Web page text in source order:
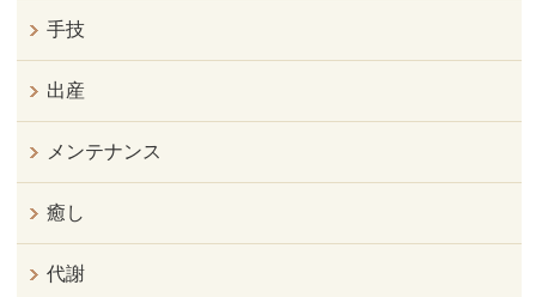
手技
出産
メンテナンス
癒し
代謝